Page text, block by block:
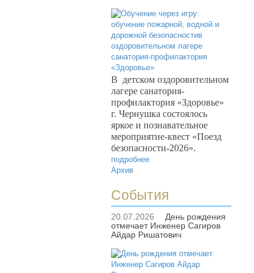
В детском оздоровительном
лагере санатория-
профилактория «Здоровье»
г. Чернушка состоялось
яркое и познавательное
мероприятие-квест «Поезд
безопасности-2026».
подробнее
Архив
События
20.07.2026
День рождения
отмечает Инженер Сагиров
Айдар Ришатович